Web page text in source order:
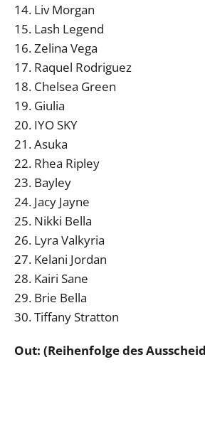
14. Liv Morgan
15. Lash Legend
16. Zelina Vega
17. Raquel Rodriguez
18. Chelsea Green
19. Giulia
20. IYO SKY
21. Asuka
22. Rhea Ripley
23. Bayley
24. Jacy Jayne
25. Nikki Bella
26. Lyra Valkyria
27. Kelani Jordan
28. Kairi Sane
29. Brie Bella
30. Tiffany Stratton
Out: (Reihenfolge des